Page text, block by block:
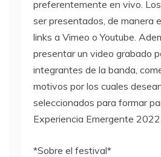
preferentemente en vivo.
ser presentados, de manera
links a Vimeo o Youtube.
presentar un video grabado
integrantes de la banda,
motivos por los cuales
seleccionados para formar
Experiencia Emergente 2022.
*Sobre el festival*